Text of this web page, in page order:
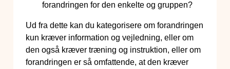
forandringen for den enkelte og gruppen?
Ud fra dette kan du kategorisere om forandringen
kun kræver information og vejledning, eller om
den også kræver træning og instruktion, eller om
forandringen er så omfattende, at den kræver